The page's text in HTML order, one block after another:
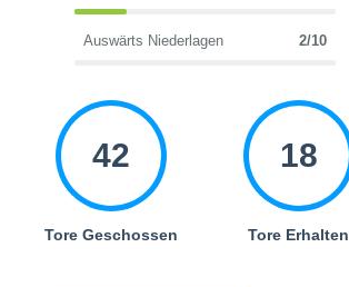
Auswärts Niederlagen 2/10
42
Tore Geschossen
18
Tore Erhalten